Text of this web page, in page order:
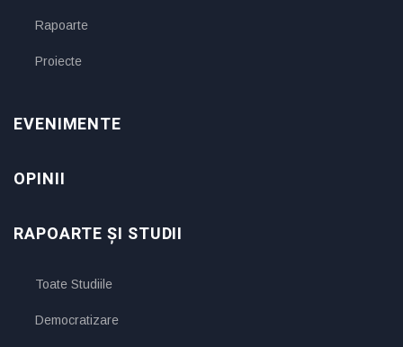
Rapoarte
Proiecte
EVENIMENTE
OPINII
RAPOARTE ȘI STUDII
Toate Studiile
Democratizare